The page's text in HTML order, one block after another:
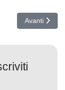
SonicWallArticolo
Avanti